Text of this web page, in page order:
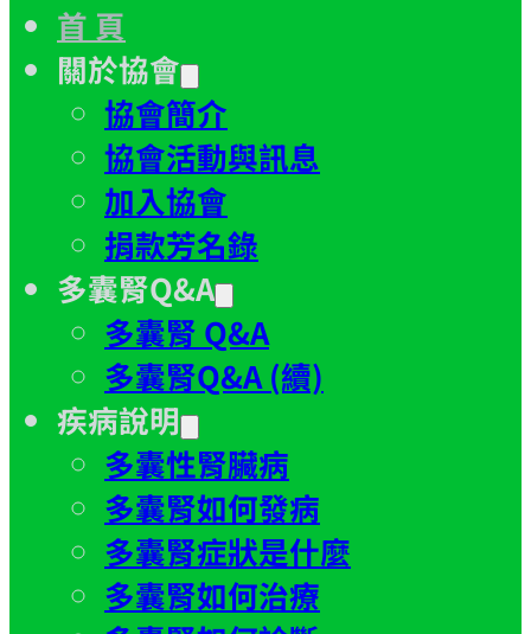
首 頁
關於協會
協會簡介
協會活動與訊息
加入協會
捐款芳名錄
多囊腎Q&A
多囊腎 Q&A
多囊腎Q&A (續)
疾病說明
多囊性腎臟病
多囊腎如何發病
多囊腎症狀是什麼
多囊腎如何治療